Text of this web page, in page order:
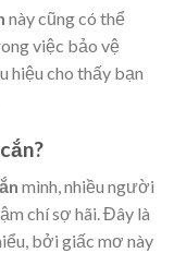
này cũng có thể
việc bảo vệ
hiệu cho thấy bạn
mình, nhiều người
chí sợ hãi. Đây là
bởi giấc mơ này